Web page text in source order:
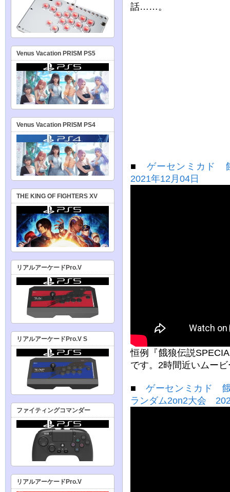
話……。
■ ゲーセンミカド
2021年12月04日
恒例『餓狼伝説
です。2時間近いムー
■ゲーセンミカド
ランダム2on2大会
Venus Vacation PRISM PS5
Venus Vacation PRISM PS4
THE KING OF FIGHTERS XV
リアルアーケードPro.V
リアルアーケードPro.V S
ファイティングコマンダー
リアルアーケードPro.V